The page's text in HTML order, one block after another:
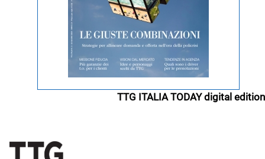
TTG ITALIA TODAY digital edition